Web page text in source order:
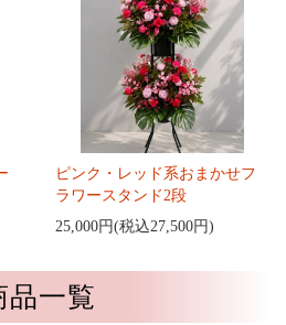
ピンク・レッド系おまかせフ
ラワースタンド2段
25,000円(税込27,500円)
品一覧